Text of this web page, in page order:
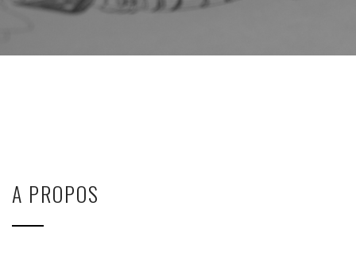
A PROPOS